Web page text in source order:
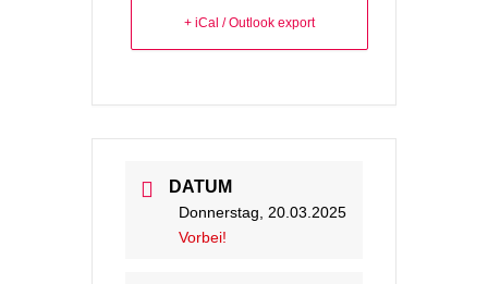
+ iCal / Outlook export
DATUM
Donnerstag, 20.03.2025
Vorbei!